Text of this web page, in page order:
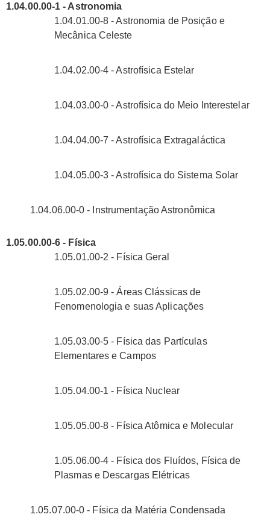
1.04.00.00-1 - Astronomia
1.04.01.00-8 - Astronomia de Posição e
Mecânica Celeste
1.04.02.00-4 - Astrofísica Estelar
1.04.03.00-0 - Astrofísica do Meio Interestelar
1.04.04.00-7 - Astrofísica Extragaláctica
1.04.05.00-3 - Astrofísica do Sistema Solar
1.04.06.00-0 - Instrumentação Astronômica
1.05.00.00-6 - Física
1.05.01.00-2 - Física Geral
1.05.02.00-9 - Áreas Clássicas de
Fenomenologia e suas Aplicações
1.05.03.00-5 - Física das Partículas
Elementares e Campos
1.05.04.00-1 - Física Nuclear
1.05.05.00-8 - Física Atômica e Molecular
1.05.06.00-4 - Física dos Fluídos, Física de
Plasmas e Descargas Elétricas
1.05.07.00-0 - Física da Matéria Condensada